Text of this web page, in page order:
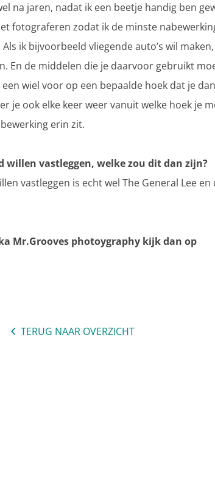
na jaren, nadat ik een beetje handig ben
fotograferen zodat ik de minste
ik bijvoorbeeld vliegende auto’s wil
En de middelen die je daarvoor gebruikt
wiel voor op een bepaalde hoek dat je
je ook elke keer weer vanuit welke hoek je
erin zit.
willen vastleggen, welke zou dit dan zijn?
vastleggen is echt wel The General Lee en
Mr.Grooves photoygraphy kijk dan op
TERUG NAAR OVERZICHT